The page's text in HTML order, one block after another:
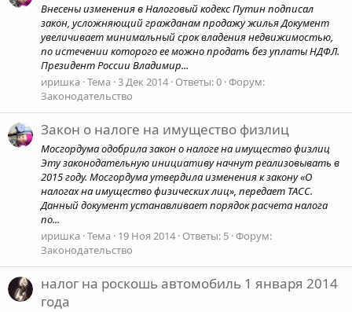
Внесены изменения в Налоговый кодекс Путин подписал
закон, усложняющий гражданам продажу жилья Документ
увеличивает минимальный срок владения недвижимостью,
по истечении которого ее можно продать без уплаты НДФЛ.
Президент России Владимир...
иришка Тема 3 Дек 2014 Ответы: 0 Форум:
Законодательство
Закон о налоге на имущество физлиц
Мосгордума одобрила закон о налоге на имущество физлиц
Эту законодательную инициативу начнут реализовывать в
2015 году. Мосгордума утвердила изменения к закону «О
налогах на имущество физических лиц», передает ТАСС.
Данный документ устанавливает порядок расчета налога
по...
иришка Тема 19 Ноя 2014 Ответы: 5 Форум:
Законодательство
налог на роскошь автомобиль 1 января 2014
года